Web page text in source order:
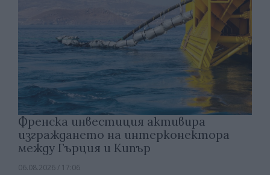
Френска инвестиция активира
изграждането на интерконектора
между Гърция и Кипър
06.08.2026 / 17:06